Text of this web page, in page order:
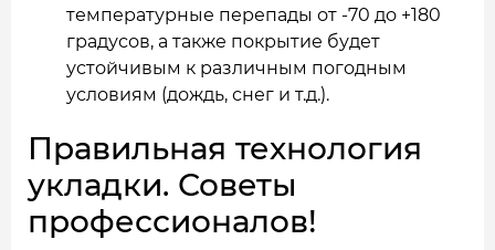
температурные перепады от -70 до +180
градусов, а также покрытие будет
устойчивым к различным погодным
условиям (дождь, снег и т.д.).
Правильная технология
укладки. Советы
профессионалов!